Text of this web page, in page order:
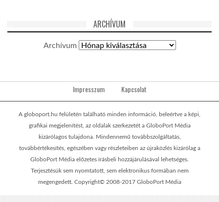
ARCHÍVUM
Archívum
Impresszum Kapcsolat
A globoport.hu felületén található minden információ, beleértve a képi,
grafikai megjelenítést, az oldalak szerkezetét a GloboPort Média
kizárólagos tulajdona. Mindennemű továbbszolgáltatás,
továbbértékesítés, egészében vagy részleteiben az újraközlés kizárólag a
GloboPort Média előzetes írásbeli hozzájárulásával lehetséges.
Terjesztésük sem nyomtatott, sem elektronikus formában nem
megengedett. Copyright© 2008-2017 GloboPort Média